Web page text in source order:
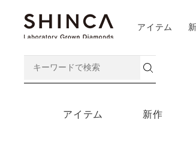
アイテム 新作
アイテム